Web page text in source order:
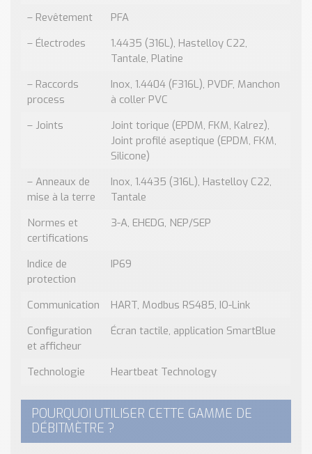
– Revêtement
PFA
– Électrodes
1.4435 (316L), Hastelloy C22,
Tantale, Platine
– Raccords
process
Inox, 1.4404 (F316L), PVDF, Manchon
à coller PVC
– Joints
Joint torique (EPDM, FKM, Kalrez),
Joint profilé aseptique (EPDM, FKM,
Silicone)
– Anneaux de
mise à la terre
Inox, 1.4435 (316L), Hastelloy C22,
Tantale
Normes et
certifications
3-A, EHEDG, NEP/SEP
Indice de
protection
IP69
Communication
HART, Modbus RS485, IO-Link
Configuration
et afficheur
Écran tactile, application SmartBlue
Technologie Heartbeat Technology
POURQUOI UTILISER CETTE GAMME DE
DÉBITMÈTRE ?